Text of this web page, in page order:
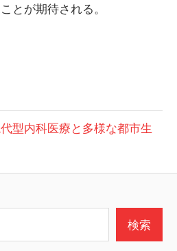
とが期待される。
型内科医療と多様な都市生
検索